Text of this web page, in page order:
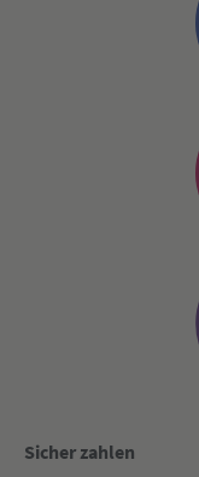
Sicher zahlen